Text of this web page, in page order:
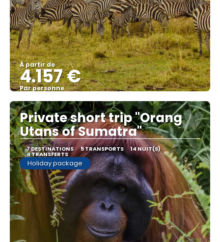
À partir de
4.157 €
Par personne
Afficher
Private short trip "Orang
Utans of Sumatra"
7 DESTINATIONS 5 TRANSPORTS 14 NUIT(S)
4 TRANSFERTS
Holiday package